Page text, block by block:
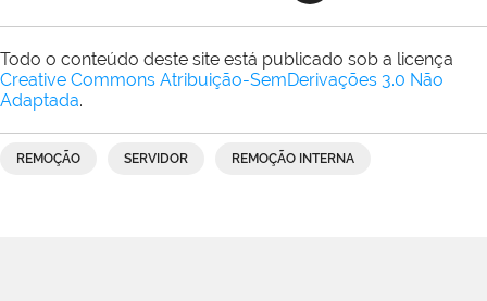
Todo o conteúdo deste site está publicado sob a licença
Creative Commons Atribuição-SemDerivações 3.0 Não
Adaptada.
REMOÇÃO SERVIDOR REMOÇÃO INTERNA